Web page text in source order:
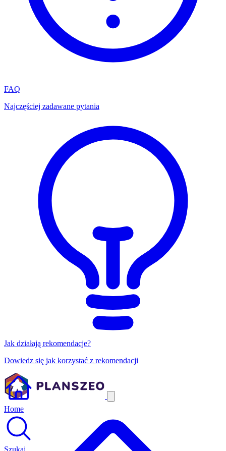
FAQ
Najczęściej zadawane pytania
Jak działają rekomendacje?
Dowiedz się jak korzystać z rekomendacji
Home
Szukaj